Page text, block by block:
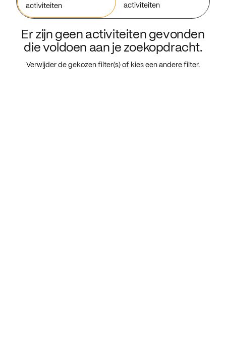
activiteiten
activiteiten
Er zijn geen activiteiten gevonden
die voldoen aan je zoekopdracht.
Verwijder de gekozen filter(s) of kies een andere filter.